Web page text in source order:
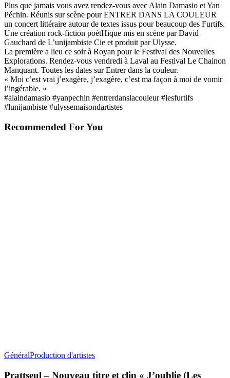
Plus que jamais vous avez rendez-vous avec Alain Damasio et Yan
Péchin. Réunis sur scène pour ENTRER DANS LA COULEUR
un concert littéraire autour de textes issus pour beaucoup des Furtifs.
Une création rock-fiction poétHique mis en scène par David
Gauchard de L’unijambiste Cie et produit par Ulysse.
La première a lieu ce soir à Royan pour le Festival des Nouvelles
Explorations. Rendez-vous vendredi à Laval au Festival Le Chainon
Manquant. Toutes les dates surEntrer dans la couleur.
« Moi c’est vrai j’exagère, j’exagère, c’est ma façon à moi de vomir
l’ingérable. »
#alaindamasio #yanpechin #entrerdanslacouleur #lesfurtifs
#lunijambiste #ulyssemaisondartistes
Recommended For You
GénéralProduction d'artistesPrattseul
Nouveau
Prattseul – Nouveau titre et clip « J’oublie (Les